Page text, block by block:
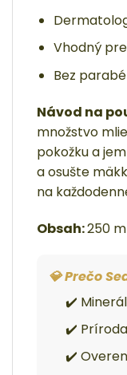
Vhodný
Bez
Návod na
množstvo
pokožku a
a osušte
na
Obsah:250
💎 Prečo
✔️
✔️
✔️